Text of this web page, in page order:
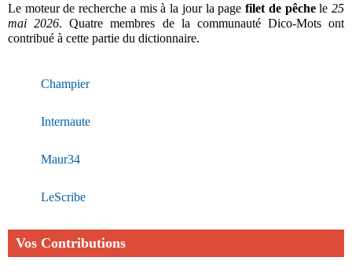
Le moteur de recherche a mis à la jour la pagefilet de pêchele25
mai 2026. Quatre membres de la communauté Dico-Mots ont
contribué à cette partie du dictionnaire.
Champier
Internaute
Maur34
LeScribe
Vos Contributions